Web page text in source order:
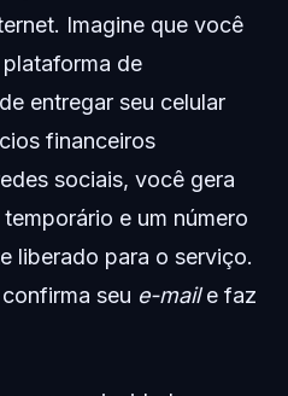
Imagine que você
de
entregar seu celular
financeiros
sociais, você gera
e um número
liberado para o serviço.
seu e-maile faz